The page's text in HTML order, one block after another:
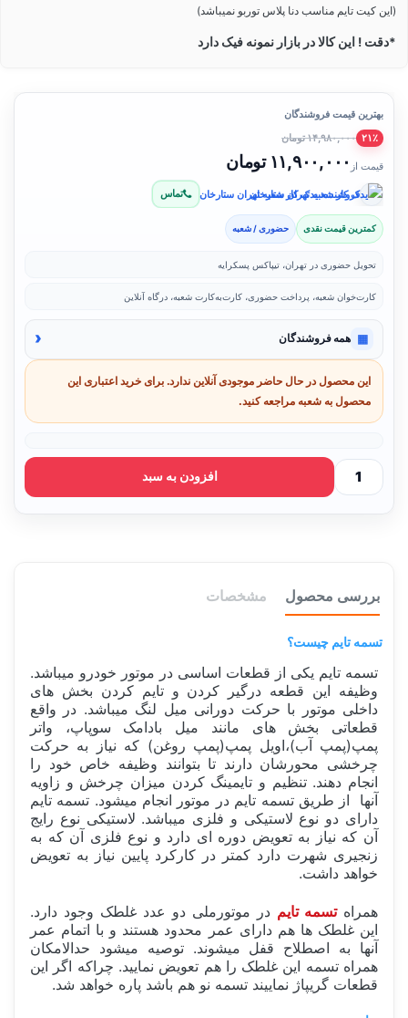
(این کیت تایم مناسب دنا پلاس توربو نمیباشد)
*دقت ! این کالا در بازار نمونه فیک دارد
بهترین قیمت فروشندگان
۲۱٪ ۱۴,۹۸۰,۰۰۰ تومان
قیمت از ۱۱,۹۰۰,۰۰۰ تومان
فروشنده: یدک کار شعبه تهران ستارخان تماس
کمترین قیمت نقدی حضوری / شعبه
تحویل حضوری در تهران، تیپاکس پسکرایه
کارت‌خوان شعبه، پرداخت حضوری، کارت‌به‌کارت شعبه، درگاه آنلاین
▦ همه فروشندگان ‹
این محصول در حال حاضر موجودی آنلاین ندارد. برای خرید اعتباری این
محصول به شعبه مراجعه کنید.
افزودن به سبد
بررسی محصول مشخصات
تسمه تایم چیست؟
تسمه تایم یکی از قطعات اساسی در موتور خودرو میباشد.
وظیفه این قطعه درگیر کردن و تایم کردن بخش های
داخلی موتور با حرکت دورانی میل لنگ میباشد. در واقع
قطعاتی بخش های مانند میل بادامک سوپاپ، واتر
پمپ(پمپ آب)،اویل پمپ(پمپ روغن) که نیاز به حرکت
چرخشی محورشان دارند تا بتوانند وظیفه خاص خود را
انجام دهند. تنظیم و تایمینگ کردن میزان چرخش و زاویه
آنها از طریق تسمه تایم در موتور انجام میشود. تسمه تایم
دارای دو نوع لاستیکی و فلزی میباشد. لاستیکی نوع رایج
آن که نیاز به تعویض دوره ای دارد و نوع فلزی آن که به
زنجیری شهرت دارد کمتر در کارکرد پایین نیاز به تعویض
خواهد داشت.
همراهتسمه تایم در موتورملی دو عدد غلطک وجود دارد.
این غلطک ها هم دارای عمر محدود هستند و با اتمام عمر
آنها به اصطلاح قفل میشوند. توصیه میشود حدالامکان
همراه تسمه این غلطک را هم تعویض نمایید. چراکه اگر این
قطعات گریپاژ نماییند تسمه نو هم باشد پاره خواهد شد.